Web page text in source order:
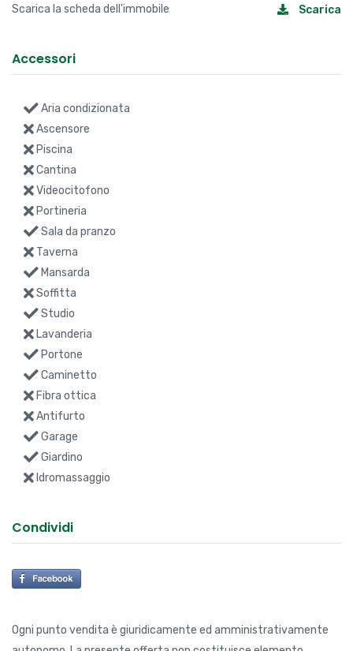
Scarica la scheda dell'immobile Scarica
Accessori
Aria condizionata
Ascensore
Piscina
Cantina
Videocitofono
Portineria
Sala da pranzo
Taverna
Mansarda
Soffitta
Studio
Lavanderia
Portone
Caminetto
Fibra ottica
Antifurto
Garage
Giardino
Idromassaggio
Condividi
Ogni punto vendita è giuridicamente ed amministrativamente